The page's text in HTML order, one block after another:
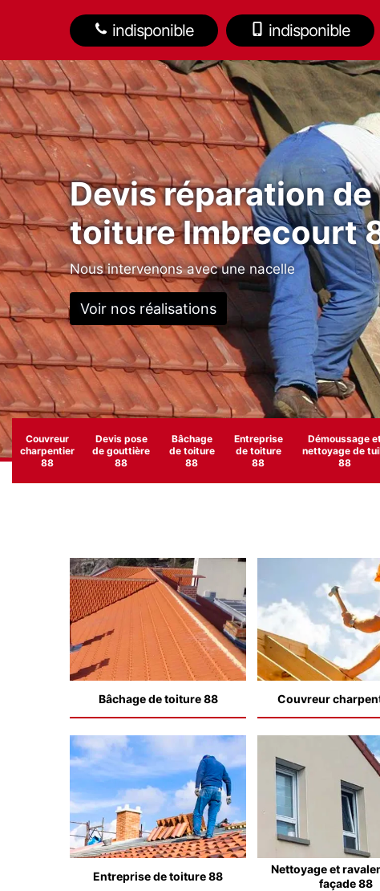
indisponible indisponible
Devis réparation de
toiture Imbrecourt
Nous intervenons avec une nacelle
Voir nos réalisations
Couvreur
charpentier
88
Devis pose
de gouttière
88
Bâchage
de toiture
88
Entreprise
de toiture
88
Démoussage
nettoyage de
88
Bâchage de toiture 88 Couvreur
Entreprise de toiture 88
Nettoyage et
façade 88